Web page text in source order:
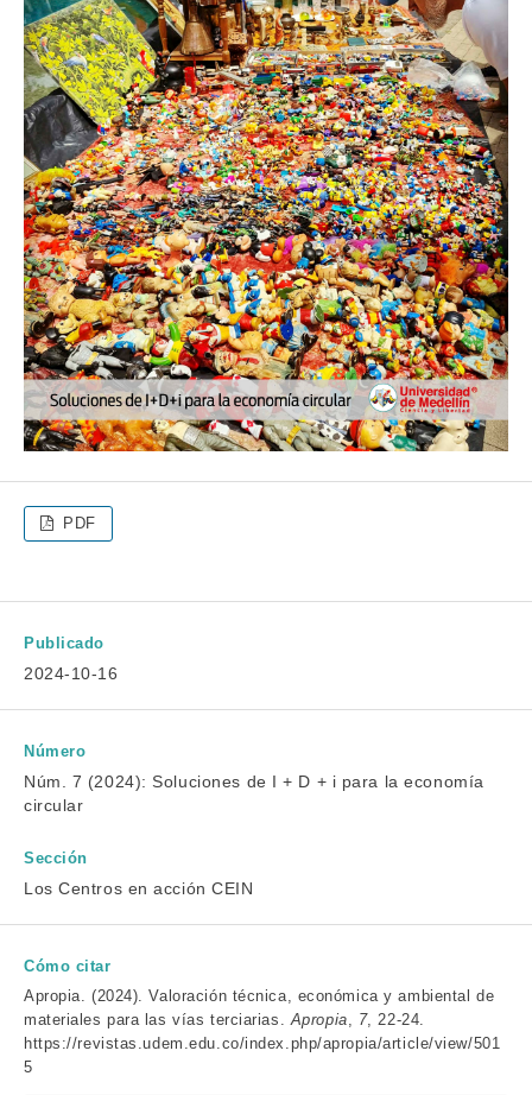
PDF
Publicado
2024-10-16
Número
Núm. 7 (2024): Soluciones de I + D + i para la economía
circular
Sección
Los Centros en acción CEIN
Cómo citar
Apropia. (2024). Valoración técnica, económica y ambiental de
materiales para las vías terciarias.Apropia, 7, 22-24.
https://revistas.udem.edu.co/index.php/apropia/article/view/501
5